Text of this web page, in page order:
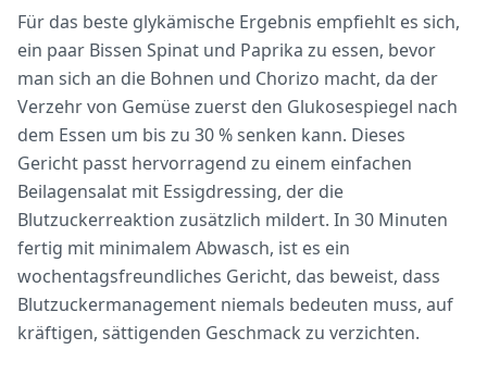
Für das beste glykämische Ergebnis empfiehlt es sich,
ein paar Bissen Spinat und Paprika zu essen, bevor
man sich an die Bohnen und Chorizo macht, da der
Verzehr von Gemüse zuerst den Glukosespiegel nach
dem Essen um bis zu 30 % senken kann. Dieses
Gericht passt hervorragend zu einem einfachen
Beilagensalat mit Essigdressing, der die
Blutzuckerreaktion zusätzlich mildert. In 30 Minuten
fertig mit minimalem Abwasch, ist es ein
wochentagsfreundliches Gericht, das beweist, dass
Blutzuckermanagement niemals bedeuten muss, auf
kräftigen, sättigenden Geschmack zu verzichten.